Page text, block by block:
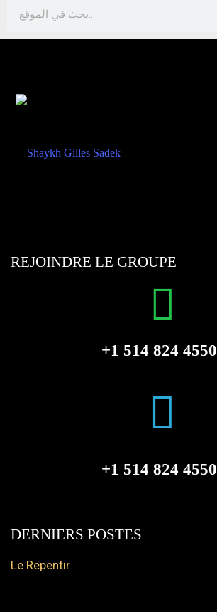
REJOINDRE LE GROUPE
+1 514 824 4550
+1 514 824 4550
DERNIERS POSTES
Le Repentir